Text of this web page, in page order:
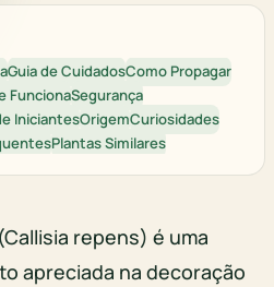
Guia de CuidadosComo Propagar
FuncionaSegurança
IniciantesOrigemCuriosidades
Plantas Similares
repens) é uma
apreciada na decoração